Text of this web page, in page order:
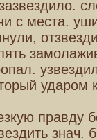
с места.
ударом
правду
знач.